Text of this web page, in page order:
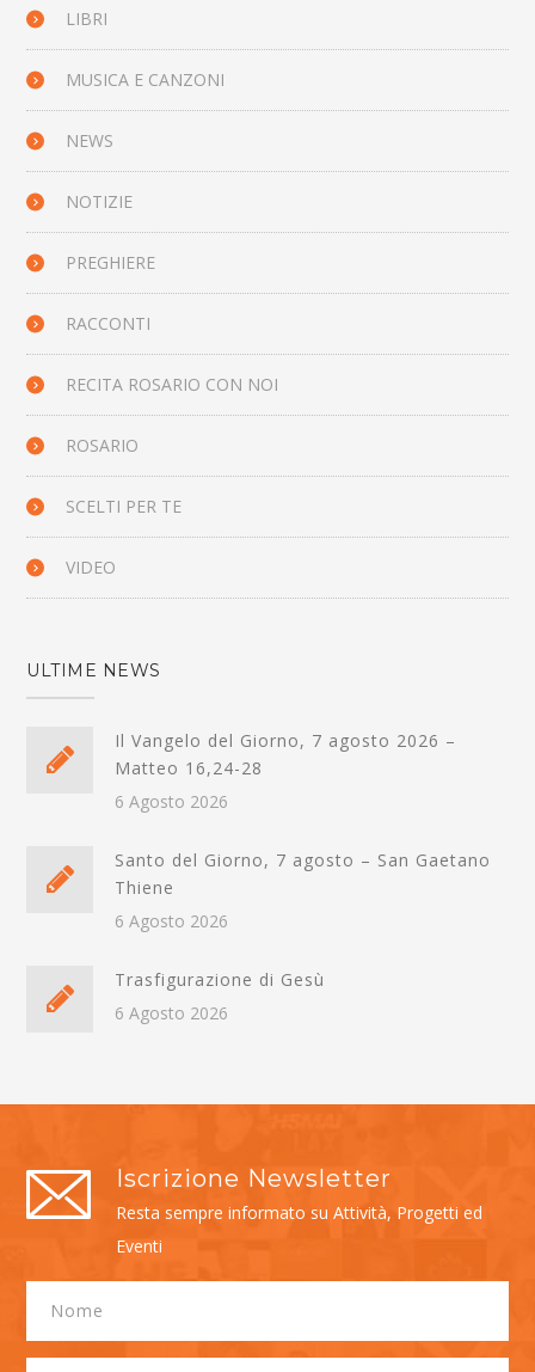
LIBRI
MUSICA E CANZONI
NEWS
NOTIZIE
PREGHIERE
RACCONTI
RECITA ROSARIO CON NOI
ROSARIO
SCELTI PER TE
VIDEO
ULTIME NEWS
Il Vangelo del Giorno, 7 agosto 2026 –
Matteo 16,24-28
6 Agosto 2026
Santo del Giorno, 7 agosto – San Gaetano
Thiene
6 Agosto 2026
Trasfigurazione di Gesù
6 Agosto 2026
Iscrizione Newsletter
Resta sempre informato su Attività, Progetti ed
Eventi